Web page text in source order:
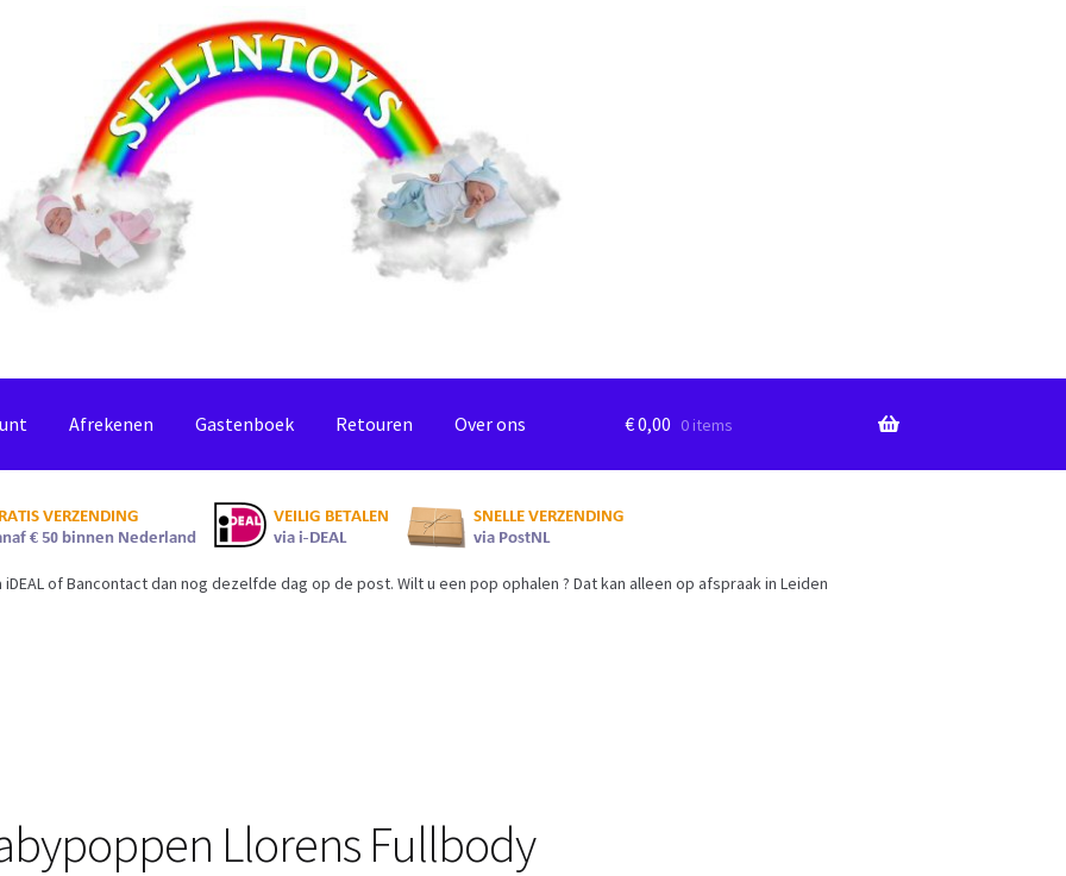
Afrekenen Gastenboek Retouren Over ons €0,00 0 items
of Bancontact dan nog dezelfde dag op de post. Wilt u een pop ophalen ? Dat kan alleen op afspraak in Leiden
Llorens Fullbody